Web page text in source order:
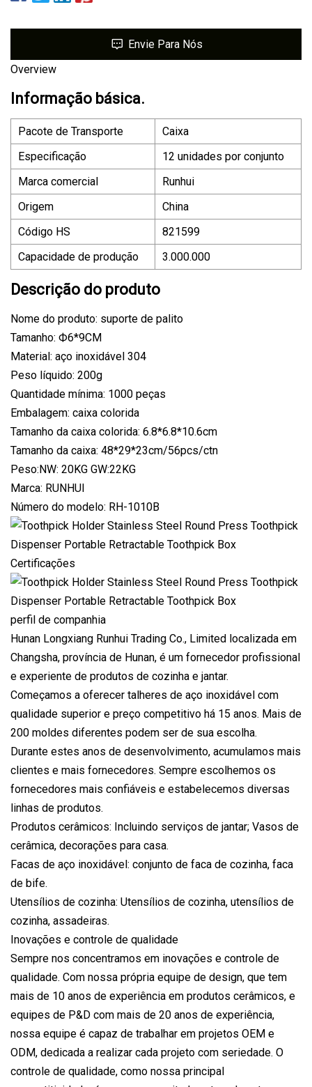
Envie Para Nós
Overview
Informação básica.
Pacote de Transporte
Caixa
Especificação
12 unidades por conjunto
Marca comercial
Runhui
Origem
China
Código HS
821599
Capacidade de produção
3.000.000
Descrição do produto
Nome do produto: suporte de palito
Tamanho: Ф6*9CM
Material: aço inoxidável 304
Peso líquido: 200g
Quantidade mínima: 1000 peças
Embalagem: caixa colorida
Tamanho da caixa colorida: 6.8*6.8*10.6cm
Tamanho da caixa: 48*29*23cm/56pcs/ctn
Peso:NW: 20KG GW:22KG
Marca: RUNHUI
Número do modelo: RH-1010B
Certificações
perfil de companhia
Hunan Longxiang Runhui Trading Co., Limited localizada em
Changsha, província de Hunan, é um fornecedor profissional
e experiente de produtos de cozinha e jantar.
Começamos a oferecer talheres de aço inoxidável com
qualidade superior e preço competitivo há 15 anos. Mais de
200 moldes diferentes podem ser de sua escolha.
Durante estes anos de desenvolvimento, acumulamos mais
clientes e mais fornecedores. Sempre escolhemos os
fornecedores mais confiáveis ​​e estabelecemos diversas
linhas de produtos.
Produtos cerâmicos: Incluindo serviços de jantar; Vasos de
cerâmica, decorações para casa.
Facas de aço inoxidável: conjunto de faca de cozinha, faca
de bife.
Utensílios de cozinha: Utensílios de cozinha, utensílios de
cozinha, assadeiras.
Inovações e controle de qualidade
Sempre nos concentramos em inovações e controle de
qualidade. Com nossa própria equipe de design, que tem
mais de 10 anos de experiência em produtos cerâmicos, e
equipes de P&D com mais de 20 anos de experiência,
nossa equipe é capaz de trabalhar em projetos OEM e
ODM, dedicada a realizar cada projeto com seriedade. O
controle de qualidade, como nossa principal